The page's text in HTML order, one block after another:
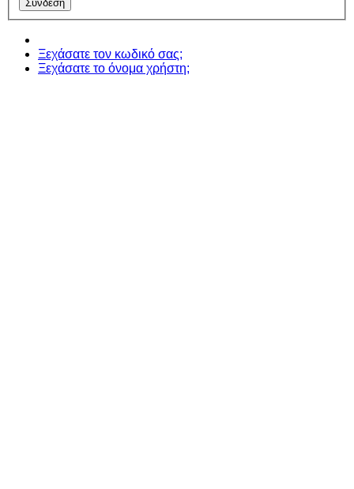
Ξεχάσατε τον κωδικό σας;
Ξεχάσατε το όνομα χρήστη;